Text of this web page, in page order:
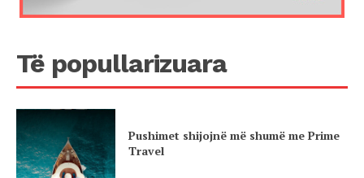
Të popullarizuara
Pushimet shijojnë më shumë me Prime
Travel